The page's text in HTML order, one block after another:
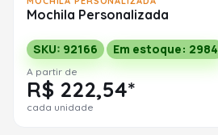
Mochila Personalizada
SKU: 92166 Em estoque: 2984
A partir de
R$ 222,54*
cada unidade